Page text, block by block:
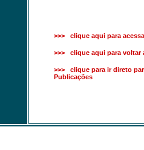
>>> clique aqui para
>>> clique aqui para voltar
>>> clique para ir direto
Publicações